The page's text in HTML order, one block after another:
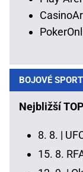
BOJOVÉ
Nejbližší
8. 8. |
15. 8.